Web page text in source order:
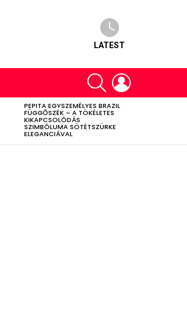
LATEST
SEARCH
PEPITA EGYSZEMÉLYES BRAZIL
FÜGGŐSZÉK – A TÖKÉLETES
KIKAPCSOLÓDÁS
SZIMBÓLUMA SÖTÉTSZÜRKE
ELEGANCIÁVAL